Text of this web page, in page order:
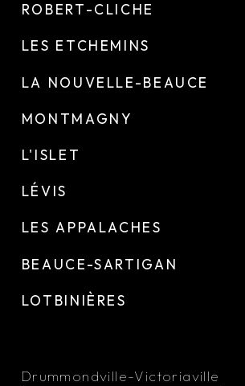
ROBERT-CLICHE
LES ETCHEMINS
LA NOUVELLE-BEAUCE
MONTMAGNY
L'ISLET
LÉVIS
LES APPALACHES
BEAUCE-SARTIGAN
LOTBINIÈRES
Drummondville-Victoriaville